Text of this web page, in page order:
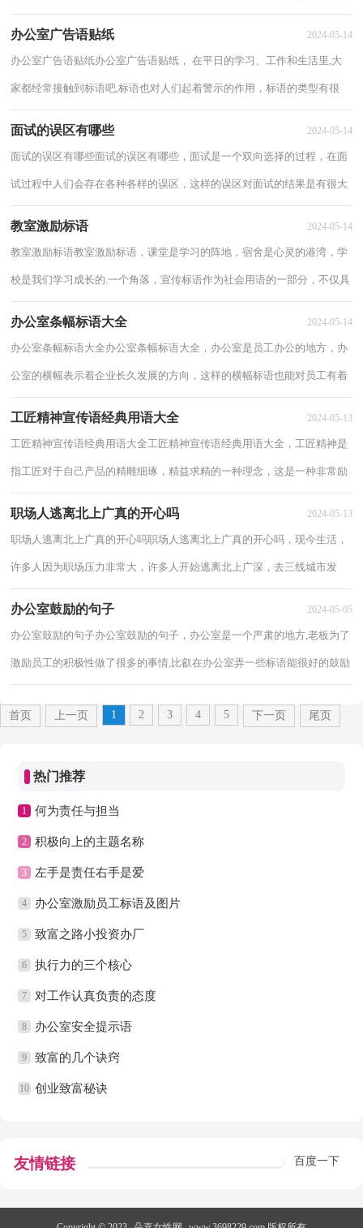
办公室广告语贴纸 2024-05-14
办公室广告语贴纸办公室广告语贴纸， 在平日的学习、工作和生活里,大
家都经常接触到标语吧,标语也对人们起着警示的作用，标语的类型有很
面试的误区有哪些 2024-05-14
面试的误区有哪些面试的误区有哪些，面试是一个双向选择的过程，在面
试过程中人们会存在各种各样的误区，这样的误区对面试的结果是有很大
教室激励标语 2024-05-14
教室激励标语教室激励标语，课堂是学习的阵地，宿舍是心灵的港湾，学
校是我们学习成长的.一个角落，宣传标语作为社会用语的一部分，不仅具
办公室条幅标语大全 2024-05-14
办公室条幅标语大全办公室条幅标语大全，办公室是员工办公的地方，办
公室的横幅表示着企业长久发展的方向，这样的横幅标语也能对员工有着
工匠精神宣传语经典用语大全 2024-05-13
工匠精神宣传语经典用语大全工匠精神宣传语经典用语大全，工匠精神是
指工匠对于自己产品的精雕细琢，精益求精的一种理念，这是一种非常励
职场人逃离北上广真的开心吗 2024-05-13
职场人逃离北上广真的开心吗职场人逃离北上广真的开心吗，现今生活，
许多人因为职场压力非常大，许多人开始逃离北上广深，去三线城市发
办公室鼓励的句子 2024-05-05
办公室鼓励的句子办公室鼓励的句子，办公室是一个严肃的地方,老板为了
激励员工的积极性做了很多的事情,比叡在办公室弄一些标语能很好的鼓励
首页 上一页 1 2 3 4 5 下一页 尾页
热门推荐
1 何为责任与担当
2 积极向上的主题名称
3 左手是责任右手是爱
4 办公室激励员工标语及图片
5 致富之路小投资办厂
6 执行力的三个核心
7 对工作认真负责的态度
8 办公室安全提示语
9 致富的几个诀窍
10 创业致富秘诀
友情链接 : 百度一下